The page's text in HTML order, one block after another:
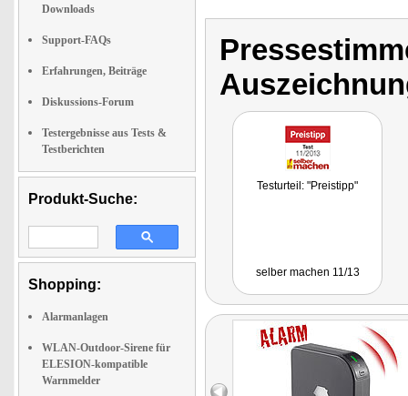
Downloads
Support-FAQs
Erfahrungen, Beiträge
Diskussions-Forum
Testergebnisse aus Tests &
Testberichten
Produkt-Suche:
Shopping:
Alarmanlagen
WLAN-Outdoor-Sirene für
ELESION-kompatible
Warnmelder
Testurteil: "Preistipp"
selber machen 11/13